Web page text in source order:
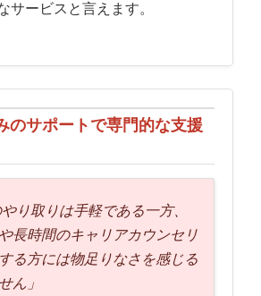
サービスと言えます。
のサポートで専門的な支援
り取りは手軽である一方、
長時間のキャリアカウンセリ
る方には物足りなさを感じる
ん」